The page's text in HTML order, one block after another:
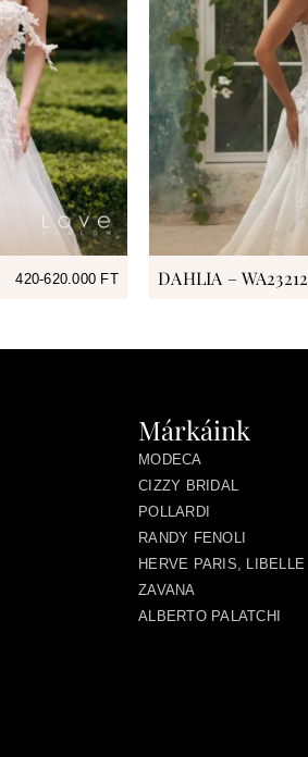
420-620.000 FT DAHLIA – WA23212
Márkáink
MODECA
CIZZY BRIDAL
POLLARDI
RANDY FENOLI
HERVE PARIS, LIBELLE
ZAVANA
ALBERTO PALATCHI